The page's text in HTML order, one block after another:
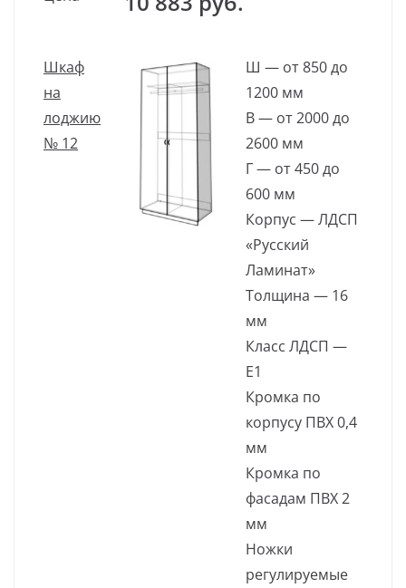
Шкаф
на
лоджию
№ 12
Ш — от 850 до
1200 мм
В — от 2000 до
2600 мм
Г — от 450 до
600 мм
Корпус — ЛДСП
«Русский
Ламинат»
Толщина — 16
мм
Класс ЛДСП —
Е1
Кромка по
корпусу ПВХ 0,4
мм
Кромка по
фасадам ПВХ 2
мм
Ножки
регулируемые